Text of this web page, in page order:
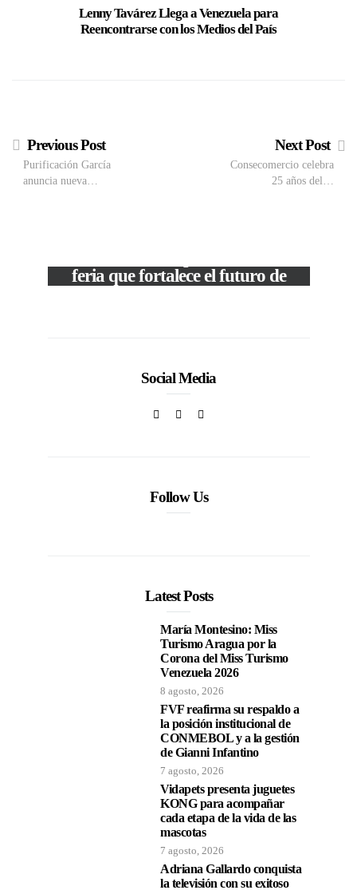
Lenny Tavárez Llega a Venezuela para
Reencontrarse con los Medios del País
Previous Post
Purificación García
anuncia nueva…
Next Post
Consecomercio celebra
25 años del…
feria que fortalece el futuro de
Social Media
Follow Us
Latest Posts
María Montesino: Miss
Turismo Aragua por la
Corona del Miss Turismo
Venezuela 2026
8 agosto, 2026
FVF reafirma su respaldo a
la posición institucional de
CONMEBOL y a la gestión
de Gianni Infantino
7 agosto, 2026
Vidapets presenta juguetes
KONG para acompañar
cada etapa de la vida de las
mascotas
7 agosto, 2026
Adriana Gallardo conquista
la televisión con su exitoso